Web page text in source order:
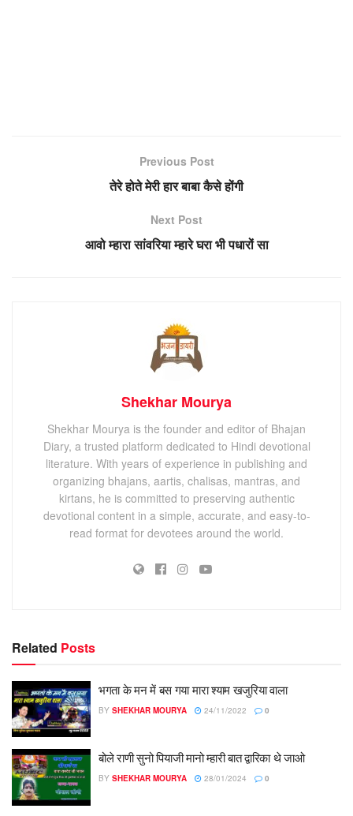
Previous Post
तेरे होते मेरी हार बाबा कैसे होंगी
Next Post
आवो म्हारा सांवरिया म्हारे घरा भी पधारों सा
Shekhar Mourya
Shekhar Mourya is the founder and editor of Bhajan
Diary, a trusted platform dedicated to Hindi devotional
literature. With years of experience in publishing and
organizing bhajans, aartis, chalisas, mantras, and
kirtans, he is committed to preserving authentic
devotional content in a simple, accurate, and easy-to-
read format for devotees around the world.
Related Posts
भगता के मन में बस गया मारा श्याम खजुरिया वाला
BY SHEKHAR MOURYA 24/11/2022 0
बोले राणी सुनो पियाजी मानो म्हारी बात द्वारिका थे जाओ
BY SHEKHAR MOURYA 28/01/2024 0